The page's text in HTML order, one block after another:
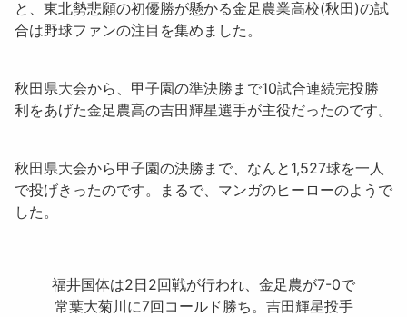
と、東北勢悲願の初優勝が懸かる金足農業高校(秋田)の試
合は野球ファンの注目を集めました。
秋田県大会から、甲子園の準決勝まで10試合連続完投勝
利をあげた金足農高の吉田輝星選手が主役だったのです。
秋田県大会から甲子園の決勝まで、なんと 1,527球を一人
で投げきったのです。まるで、マンガのヒーローのようで
した。
福井国体は2日2回戦が行われ、金足農が7-0で
常葉大菊川に7回コールド勝ち。吉田輝星投手